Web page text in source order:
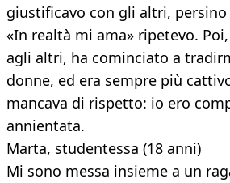
giustificavo con gli altri,
«In realtà mi ama» ripetevo.
agli altri, ha cominciato a
donne, ed era sempre più
mancava di rispetto: io ero
annientata.
Marta, studentessa (18 anni)
Mi sono messa insieme a un